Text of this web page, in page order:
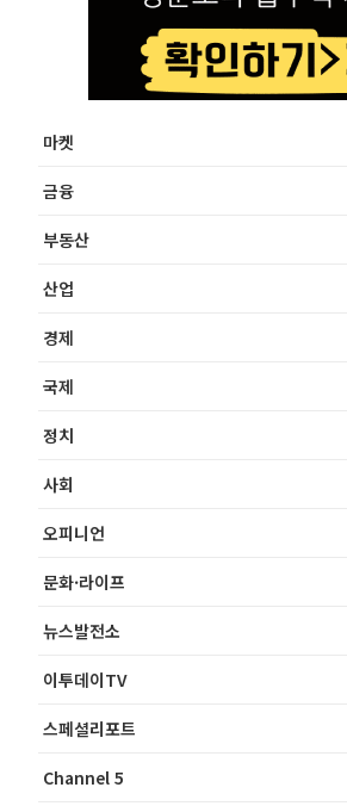
마켓
금융
부동산
산업
경제
국제
정치
사회
오피니언
문화·라이프
뉴스발전소
이투데이TV
스페셜리포트
Channel 5